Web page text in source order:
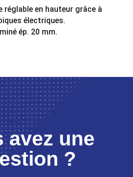
réglable en hauteur grâce à
électriques.
ép. 20 mm.
GET CONNECTED
avez une
?